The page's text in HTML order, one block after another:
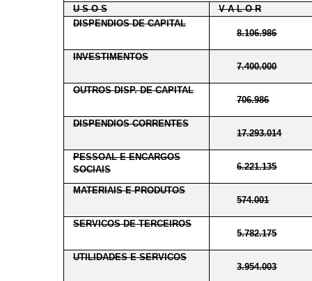
U S O S
V A L O R
DISPENDIOS DE CAPITAL
8.106.986
INVESTIMENTOS
7.400.000
OUTROS DISP. DE CAPITAL
706.986
DISPENDIOS CORRENTES
17.293.014
PESSOAL E ENCARGOS
SOCIAIS
6.221.135
MATERIAIS E PRODUTOS
574.001
SERVICOS DE TERCEIROS
5.782.175
UTILIDADES E SERVICOS
3.954.003